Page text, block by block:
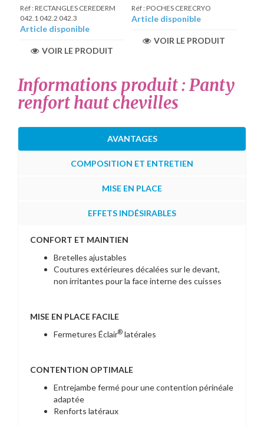
Réf : RECTANGLES CEREDERM
042.1 042.2 042.3
Article disponible
VOIR LE PRODUIT
Réf : POCHES CERECRYO
Article disponible
VOIR LE PRODUIT
Informations produit : Panty
renfort haut chevilles
AVANTAGES
COMPOSITION ET ENTRETIEN
MISE EN PLACE
EFFETS INDÉSIRABLES
CONFORT ET MAINTIEN
Bretelles ajustables
Coutures extérieures décalées sur le devant,
non irritantes pour la face interne des cuisses
MISE EN PLACE FACILE
Fermetures Éclair® latérales
CONTENTION OPTIMALE
Entrejambe fermé pour une contention périnéale
adaptée
Renforts latéraux